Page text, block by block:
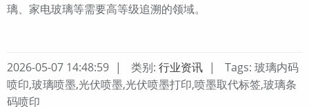
璃、家电玻璃等需要高等级追溯的领域。
2026-05-07 14:48:59 类别: 行业资讯
Tags: 玻璃内码
喷印,玻璃喷墨,光伏喷墨,光伏喷墨打印,喷墨取代标签,玻璃条
码喷印